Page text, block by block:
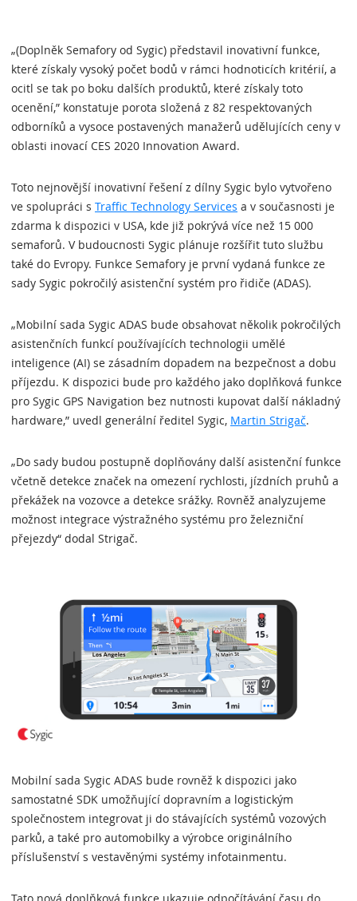
„(Doplněk Semafory od Sygic) představil inovativní funkce,
které získaly vysoký počet bodů v rámci hodnoticích kritérií, a
ocitl se tak po boku dalších produktů, které získaly toto
ocenění,” konstatuje porota složená z 82 respektovaných
odborníků a vysoce postavených manažerů udělujících ceny v
oblasti inovací CES 2020 Innovation Award.
Toto nejnovější inovativní řešení z dílny Sygic bylo vytvořeno
ve spolupráci s Traffic Technology Services a v současnosti je
zdarma k dispozici v USA, kde již pokrývá více než 15 000
semaforů. V budoucnosti Sygic plánuje rozšířit tuto službu
také do Evropy. Funkce Semafory je první vydaná funkce ze
sady Sygic pokročilý asistenční systém pro řidiče (ADAS).
„Mobilní sada Sygic ADAS bude obsahovat několik pokročilých
asistenčních funkcí používajících technologii umělé
inteligence (AI) se zásadním dopadem na bezpečnost a dobu
příjezdu. K dispozici bude pro každého jako doplňková funkce
pro Sygic GPS Navigation bez nutnosti kupovat další nákladný
hardware,” uvedl generální ředitel Sygic, Martin Strigač.
„Do sady budou postupně doplňovány další asistenční funkce
včetně detekce značek na omezení rychlosti, jízdních pruhů a
překážek na vozovce a detekce srážky. Rovněž analyzujeme
možnost integrace výstražného systému pro železniční
přejezdy“ dodal Strigač.
Mobilní sada Sygic ADAS bude rovněž k dispozici jako
samostatné SDK umožňující dopravním a logistickým
společnostem integrovat ji do stávajících systémů vozových
parků, a také pro automobilky a výrobce originálního
příslušenství s vestavěnými systémy infotainmentu.
Tato nová doplňková funkce ukazuje odpočítávání času do